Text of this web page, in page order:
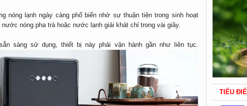
nóng lạnh ngày càng phổ biến nhờ sự thuận tiện trong sinh hoạt
nóng pha trà hoặc nước lạnh giải khát chỉ trong vài giây.
sàng sử dụng, thiết bị này phải vận hành gần như liên tục.
TIÊU